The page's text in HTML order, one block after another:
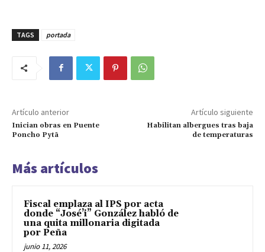
TAGS portada
Artículo anterior
Inician obras en Puente
Poncho Pytã
Artículo siguiente
Habilitan albergues tras baja
de temperaturas
Más artículos
Fiscal emplaza al IPS por acta
donde “José’i” González habló de
una quita millonaria digitada
por Peña
junio 11, 2026